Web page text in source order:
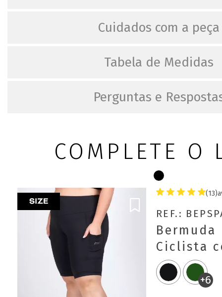
Cuidados com a peça
Tabela de Medidas
Perguntas e
COMPLETE O
(13)
REF.:
+6
Bermuda
Ciclista
Laterais